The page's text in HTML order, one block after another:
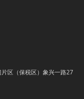
区（保税区）象兴一路27